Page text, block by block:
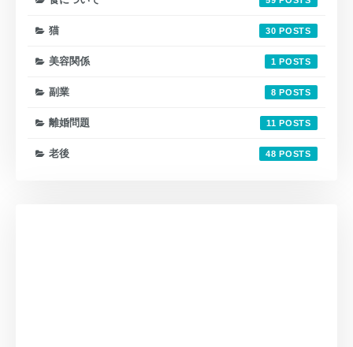
猫 30
美容関係 1
副業 8
離婚問題 11
老後 48